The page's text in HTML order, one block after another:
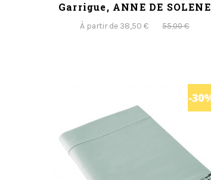
Garrigue, ANNE DE SOLENE
À partir de 38,50 € 55,00 €